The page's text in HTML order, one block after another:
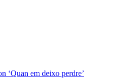
‘Quan em deixo perdre’